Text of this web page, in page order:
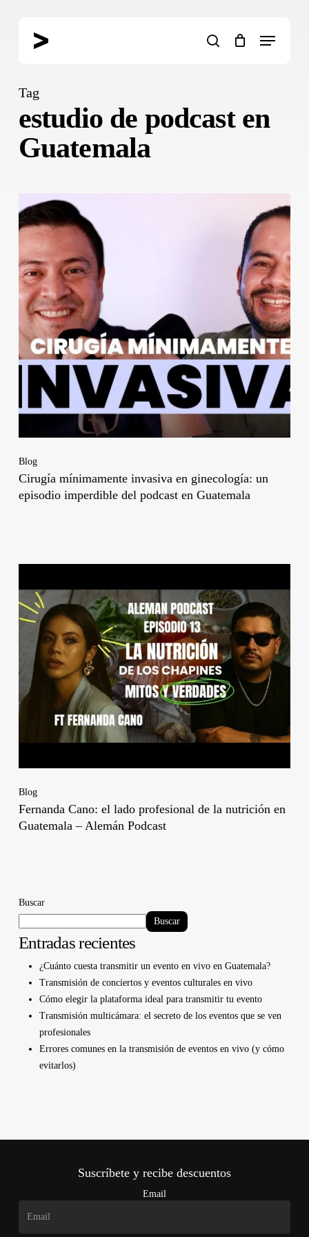
search
Menu
Tag
estudio de podcast en
Guatemala
Blog
Cirugía mínimamente invasiva en ginecología: un
episodio imperdible del podcast en Guatemala
Blog
Fernanda Cano: el lado profesional de la nutrición en
Guatemala – Alemán Podcast
Buscar
Buscar
Entradas recientes
¿Cuánto cuesta transmitir un evento en vivo en Guatemala?
Transmisión de conciertos y eventos culturales en vivo
Cómo elegir la plataforma ideal para transmitir tu evento
Transmisión multicámara: el secreto de los eventos que se ven
profesionales
Errores comunes en la transmisión de eventos en vivo (y cómo
evitarlos)
Suscríbete y recibe descuentos
Email